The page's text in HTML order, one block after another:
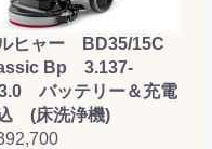
ヒャー BD35/15C
Bp 3.137-
バッテリー＆充電
(床洗浄機)